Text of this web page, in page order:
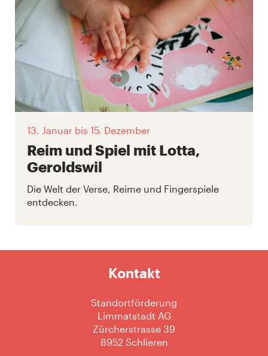
13. Januar bis 15. Dezember
Reim und Spiel mit Lotta,
Geroldswil
Die Welt der Verse, Reime und Fingerspiele
entdecken.
Kontakt
Standortförderung
Limmatstadt AG
Zürcherstrasse 39
8952 Schlieren